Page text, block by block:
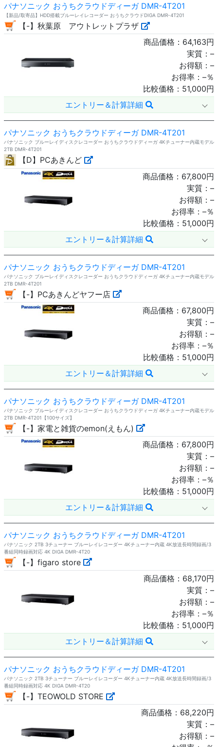
パナソニック おうちクラウドディーガ DMR-4T201
【新品/取寄品】HDD搭載ブルーレイレコーダー おうちクラウドDIGA DMR-4T201
【-】秋葉原 アウトレットプラザ
商品価格： 64,163円
実質： –
お得額： –
お得率： –％
比較価格： 51,000円
エントリー＆計算詳細
パナソニック おうちクラウドディーガ DMR-4T201
パナソニック ブルーレイディスクレコーダー おうちクラウドディーガ 4Kチューナー内蔵モデル
2TB DMR-4T201
【D】PCあきんど
商品価格： 67,800円
実質： –
お得額： –
お得率： –％
比較価格： 51,000円
エントリー＆計算詳細
パナソニック おうちクラウドディーガ DMR-4T201
パナソニック ブルーレイディスクレコーダー おうちクラウドディーガ 4Kチューナー内蔵モデル
2TB DMR-4T201
【-】PCあきんどヤフー店
商品価格： 67,800円
実質： –
お得額： –
お得率： –％
比較価格： 51,000円
エントリー＆計算詳細
パナソニック おうちクラウドディーガ DMR-4T201
パナソニック ブルーレイディスクレコーダー おうちクラウドディーガ 4Kチューナー内蔵モデル
2TB DMR-4T201【100サイズ】
【-】家電と雑貨のemon(えもん)
商品価格： 67,800円
実質： –
お得額： –
お得率： –％
比較価格： 51,000円
エントリー＆計算詳細
パナソニック おうちクラウドディーガ DMR-4T201
パナソニック 2TB 3チューナー ブルーレイレコーダー 4Kチューナー内蔵 4K放送長時間録画/3
番組同時録画対応 4K DIGA DMR-4T20
【-】figaro store
商品価格： 68,170円
実質： –
お得額： –
お得率： –％
比較価格： 51,000円
エントリー＆計算詳細
パナソニック おうちクラウドディーガ DMR-4T201
パナソニック 2TB 3チューナー ブルーレイレコーダー 4Kチューナー内蔵 4K放送長時間録画/3
番組同時録画対応 4K DIGA DMR-4T20
【-】TEOWOLD STORE
商品価格： 68,220円
実質： –
お得額： –